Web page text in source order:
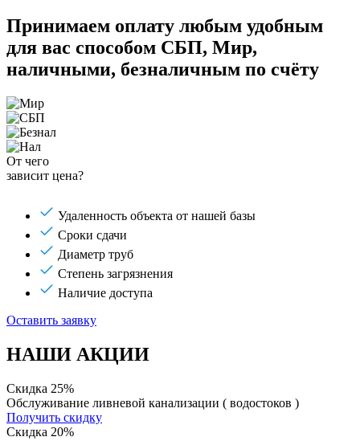
Принимаем оплату любым удобным
для вас способом СБП, Мир,
наличными, безналичным по счёту
От чего
зависит цена?
Удаленность объекта от нашей базы
Сроки сдачи
Диаметр труб
Степень загрязнения
Наличие доступа
Оставить заявку
НАШИ АКЦИИ
Скидка 25%
Обслуживание ливневой канализации ( водостоков )
Получить скидку
Скидка 20%